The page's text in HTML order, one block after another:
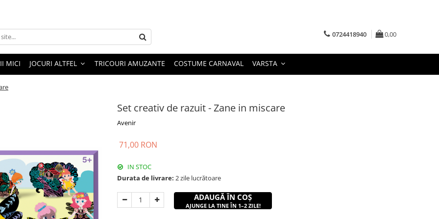
0724418940 0,00
MICI JOCURI ALTFEL TRICOURI AMUZANTE COSTUME CARNAVAL VARSTA
Set creativ de razuit - Zane in miscare
Avenir
71,00 RON
IN STOC
Durata de livrare: 2 zile lucrătoare
ADAUGĂ ÎN COȘ
AJUNGE LA TINE ÎN 1–2 ZILE!